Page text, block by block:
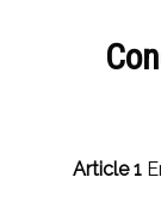
Article 1